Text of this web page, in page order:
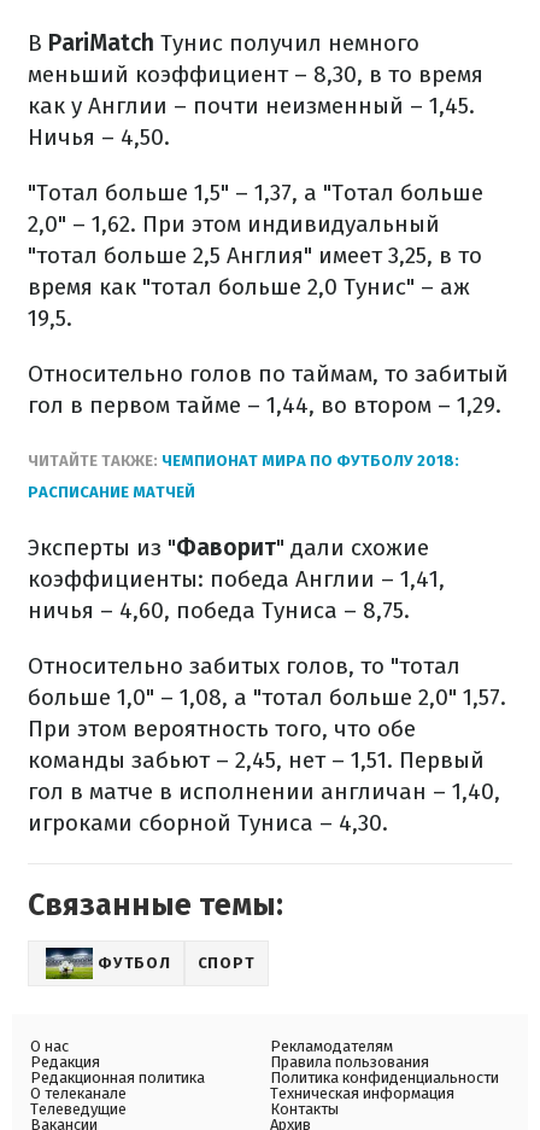
В PariMatch Тунис получил немного
меньший коэффициент – 8,30, в то время
как у Англии – почти неизменный – 1,45.
Ничья – 4,50.
"Тотал больше 1,5" – 1,37, а "Тотал больше
2,0" – 1,62. При этом индивидуальный
"тотал больше 2,5 Англия" имеет 3,25, в то
время как "тотал больше 2,0 Тунис" – аж
19,5.
Относительно голов по таймам, то забитый
гол в первом тайме – 1,44, во втором – 1,29.
ЧИТАЙТЕ ТАКЖЕ: ЧЕМПИОНАТ МИРА ПО ФУТБОЛУ 2018:
РАСПИСАНИЕ МАТЧЕЙ
Эксперты из "Фаворит" дали схожие
коэффициенты: победа Англии – 1,41,
ничья – 4,60, победа Туниса – 8,75.
Относительно забитых голов, то "тотал
больше 1,0" – 1,08, а "тотал больше 2,0" 1,57.
При этом вероятность того, что обе
команды забьют – 2,45, нет – 1,51. Первый
гол в матче в исполнении англичан – 1,40,
игроками сборной Туниса – 4,30.
Связанные темы:
ФУТБОЛ СПОРТ
О нас
Редакция
Редакционная политика
О телеканале
Телеведущие
Вакансии
Рекламодателям
Правила пользования
Политика конфиденциальности
Техническая информация
Контакты
Архив